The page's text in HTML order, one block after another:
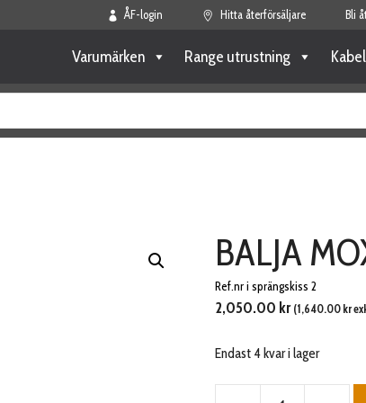
ÅF-login Hitta återförsäljare Bli
Varumärken Range utrustning
BALJA
Ref.nr i sprängskiss 2
2,050.00 kr (1,640.00 kr
Endast 4 kvar i lager